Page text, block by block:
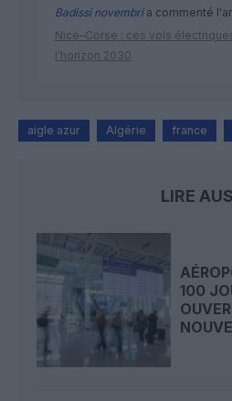
Badissi novembria commenté
Nice–Corse : ces vols
l’horizon 2030
aigle azur Algérie france
LIRE
100